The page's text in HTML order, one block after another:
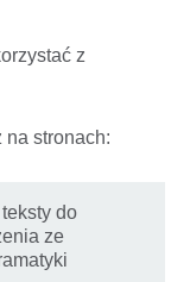
z
na stronach:
do
ze